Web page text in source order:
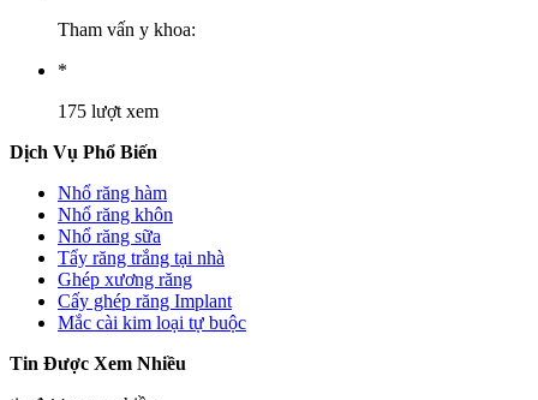
Tham vấn y khoa:
*
175 lượt xem
Dịch Vụ Phổ Biến
Nhổ răng hàm
Nhổ răng khôn
Nhổ răng sữa
Tẩy răng trắng tại nhà
Ghép xương răng
Cấy ghép răng Implant
Mắc cài kim loại tự buộc
Tin Được Xem Nhiều